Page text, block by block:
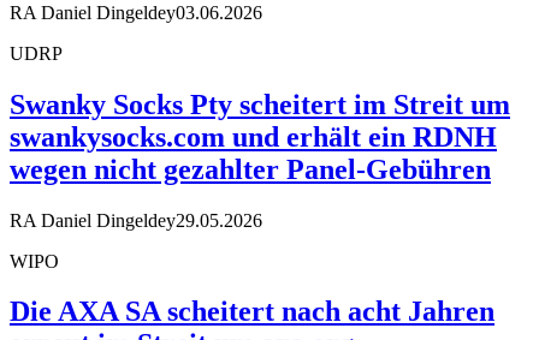
RA Daniel Dingeldey03.06.2026
UDRP
Swanky Socks Pty scheitert im Streit um
swankysocks.com und erhält ein RDNH
wegen nicht gezahlter Panel-Gebühren
RA Daniel Dingeldey29.05.2026
WIPO
Die AXA SA scheitert nach acht Jahren